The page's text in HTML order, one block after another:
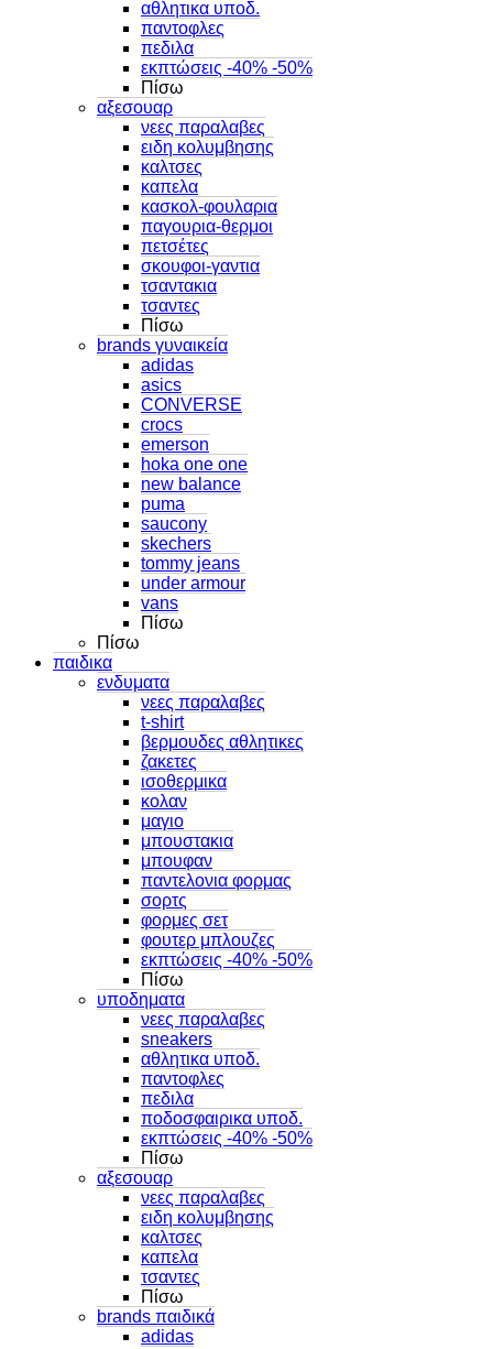
αθλητικα υποδ.
παντοφλες
πεδιλα
εκπτώσεις -40% -50%
Πίσω
αξεσουαρ
νεες παραλαβες
ειδη κολυμβησης
καλτσες
καπελα
κασκολ-φουλαρια
παγουρια-θερμοι
πετσέτες
σκουφοι-γαντια
τσαντακια
τσαντες
Πίσω
brands γυναικεία
adidas
asics
CONVERSE
crocs
emerson
hoka one one
new balance
puma
saucony
skechers
tommy jeans
under armour
vans
Πίσω
Πίσω
παιδικα
ενδυματα
νεες παραλαβες
t-shirt
βερμουδες αθλητικες
ζακετες
ισοθερμικα
κολαν
μαγιο
μπουστακια
μπουφαν
παντελονια φορμας
σορτς
φορμες σετ
φουτερ μπλουζες
εκπτώσεις -40% -50%
Πίσω
υποδηματα
νεες παραλαβες
sneakers
αθλητικα υποδ.
παντοφλες
πεδιλα
ποδοσφαιρικα υποδ.
εκπτώσεις -40% -50%
Πίσω
αξεσουαρ
νεες παραλαβες
ειδη κολυμβησης
καλτσες
καπελα
τσαντες
Πίσω
brands παιδικά
adidas